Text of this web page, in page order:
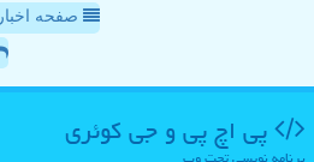
صفحه اخبار
پی اچ پی و جی كوئری